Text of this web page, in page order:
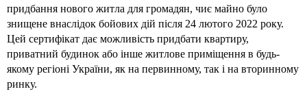
придбання нового житла для громадян, чиє майно було
знищене внаслідок бойових дій після 24 лютого 2022 року.
Цей сертифікат дає можливість придбати квартиру,
приватний будинок або інше житлове приміщення в будь-
якому регіоні України, як на первинному, так і на вторинному
ринку.